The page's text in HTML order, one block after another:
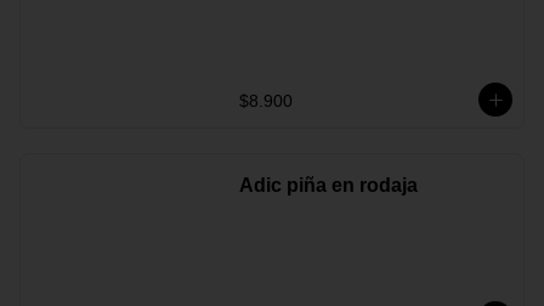
$8.900
Adic piña en rodaja